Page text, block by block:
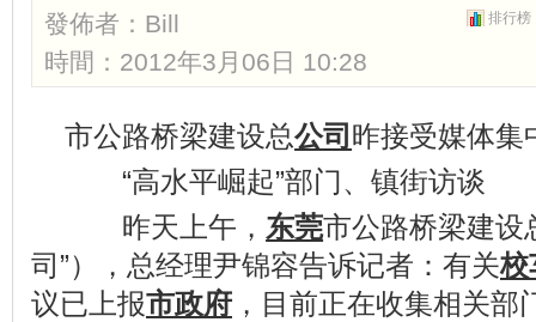
排行榜
發佈者： Bill
時間：2012年3月06日 10:28
市公路桥梁建设总公司 昨接受媒体集
“高水平崛起”部门、镇街访谈
昨天上午， 东莞市公路桥梁建设
司”），总经理尹锦容告诉记者：有关校
议已上报市政府 ，目前正在收集相关部